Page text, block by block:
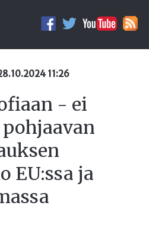
11:26
- ei
EU:ssa ja